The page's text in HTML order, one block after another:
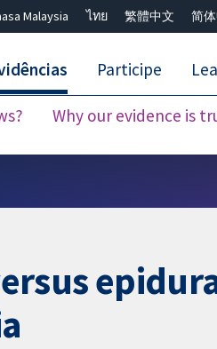
Malaysia ไทย 繁體中文 简
Why our evidence is
Participe